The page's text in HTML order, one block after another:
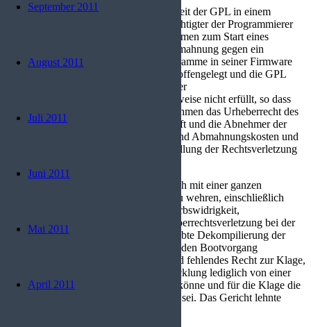
September 2011
August 2011
Juli 2011
Juni 2011
Mai 2011
April 2011
Am 4. Oktober 2006 wurde die Gültigkeit der GPL in einem
weiteren Urteil bestätigt. Ein Bevollmächtigter der Programmierer
von drei GPL-lizenzierten Hilfsprogrammen zum Start eines
Betriebssystemkerns zog nach einer Abmahnung gegen ein
Unternehmen vor Gericht, das die Programme in seiner Firmware
verwendet hatte, ohne ihren Quellcode offengelegt und die GPL
beigelegt zu haben. Die Ansprüche in der
Unterlassungsaufforderung wurden teilweise nicht erfüllt, so dass
das Gericht entschied, dass das Unternehmen das Urheberrecht des
Klägers verletzt hatte und somit Herkunft und die Abnehmer der
Firmware nennen sowie die Gerichts- und Abmahnungskosten und
die Kosten für den Aufwand zur Feststellung der Rechtsverletzung
Die Beklagten hatten dabei versucht, sich mit einer ganzen
Bandbreite von üblichen Argumenten zu wehren, einschließlich
Ungültigkeit der GPL wegen Wettbewerbswidrigkeit,
Beweisverwertungsverbot wegen Urheberrechtsverletzung bei der
Feststellung des Verstoßes (d. h. unerlaubte Dekompilierung der
Firmware – der Kläger hatte jedoch nur den Bootvorgang
beobachtet), Erschöpfungsgrundsatz und fehlendes Recht zur Klage,
da im Rahmen der Open-Source-Entwicklung lediglich von einer
Miturheberschaft ausgegangen werden könne und für die Klage die
Zustimmung der anderen Urheber nötig sei. Das Gericht lehnte